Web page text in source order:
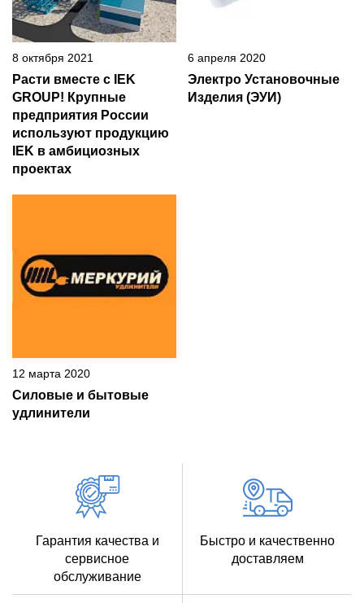
8 октября 2021
Расти вместе с IEK
GROUP! Крупные
предприятия России
используют продукцию
IEK в амбициозных
проектах
6 апреля 2020
Электро Установочные
Изделия (ЭУИ)
12 марта 2020
Силовые и бытовые
удлинители
Гарантия качества и
сервисное
обслуживание
Быстро и качественно
доставляем